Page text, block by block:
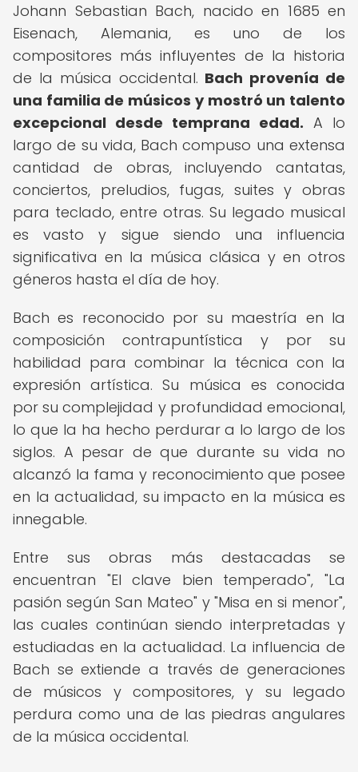
Johann Sebastian Bach, nacido en 1685 en
Eisenach, Alemania, es uno de los
compositores más influyentes de la historia
de la música occidental. Bach provenía de
una familia de músicos y mostró un talento
excepcional desde temprana edad. A lo
largo de su vida, Bach compuso una extensa
cantidad de obras, incluyendo cantatas,
conciertos, preludios, fugas, suites y obras
para teclado, entre otras. Su legado musical
es vasto y sigue siendo una influencia
significativa en la música clásica y en otros
géneros hasta el día de hoy.
Bach es reconocido por su maestría en la
composición contrapuntística y por su
habilidad para combinar la técnica con la
expresión artística. Su música es conocida
por su complejidad y profundidad emocional,
lo que la ha hecho perdurar a lo largo de los
siglos. A pesar de que durante su vida no
alcanzó la fama y reconocimiento que posee
en la actualidad, su impacto en la música es
innegable.
Entre sus obras más destacadas se
encuentran "El clave bien temperado", "La
pasión según San Mateo" y "Misa en si menor",
las cuales continúan siendo interpretadas y
estudiadas en la actualidad. La influencia de
Bach se extiende a través de generaciones
de músicos y compositores, y su legado
perdura como una de las piedras angulares
de la música occidental.